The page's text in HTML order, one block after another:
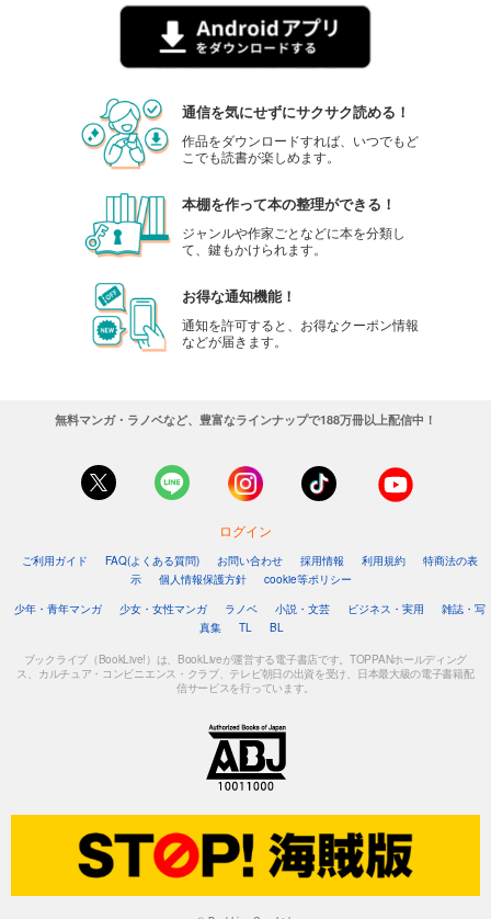
通信を気にせずにサクサク読める！
作品をダウンロードすれば、いつでもど
こでも読書が楽しめます。
本棚を作って本の整理ができる！
ジャンルや作家ごとなどに本を分類し
て、鍵もかけられます。
お得な通知機能！
通知を許可すると、お得なクーポン情報
などが届きます。
無料マンガ・ラノベなど、豊富なラインナップで188万冊以上配信中！
ログイン
ご利用ガイド FAQ(よくある質問) お問い合わせ 採用情報 利用規約
特商法の表
示
個人情報保護方針
cookie等ポリシー
少年・青年マンガ
少女・女性マンガ ラノベ 小説・文芸 ビジネス・実用
雑誌・写
真集
TL BL
ブックライブ（BookLive!）は、BookLiveが運営する電子書店です。TOPPANホールディング
ス、カルチュア・コンビニエンス・クラブ、テレビ朝日の出資を受け、日本最大級の電子書籍配
信サービスを行っています。